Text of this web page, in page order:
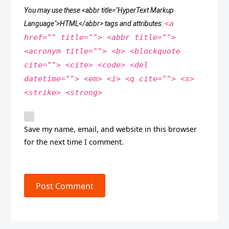
You may use these <abbr title="HyperText Markup
Language">HTML</abbr> tags and attributes:<a
href="" title=""> <abbr title="">
<acronym title=""> <b> <blockquote
cite=""> <cite> <code> <del
datetime=""> <em> <i> <q cite=""> <s>
<strike> <strong>
Save my name, email, and website in this browser
for the next time I comment.
Post Comment